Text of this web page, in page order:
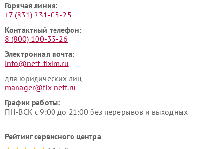
Горячая линия:
+7 (831) 231-05-25
Контактный телефон:
8 (800) 100-33-26
Электронная почта:
info@neff-fixim.ru
для юридических лиц
manager@fix-neff.ru
График работы:
ПН-ВСК с 9:00 до 21:00 без перерывов и выходных
Рейтинг сервисного центра